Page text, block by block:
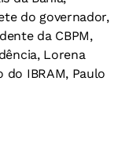
do governador,
da CBPM,
Lorena
do IBRAM, Paulo